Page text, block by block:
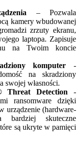
– Pozwala
kamery wbudowanej
zrzuty ekranu,
laptopa. Zapisuje
na Twoim koncie
komputer -
na skradziony
swojej własności.
Threat Detection -
ransomware dzięki
urządzenie (hardware-
skuteczne
są ukryte w pamięci